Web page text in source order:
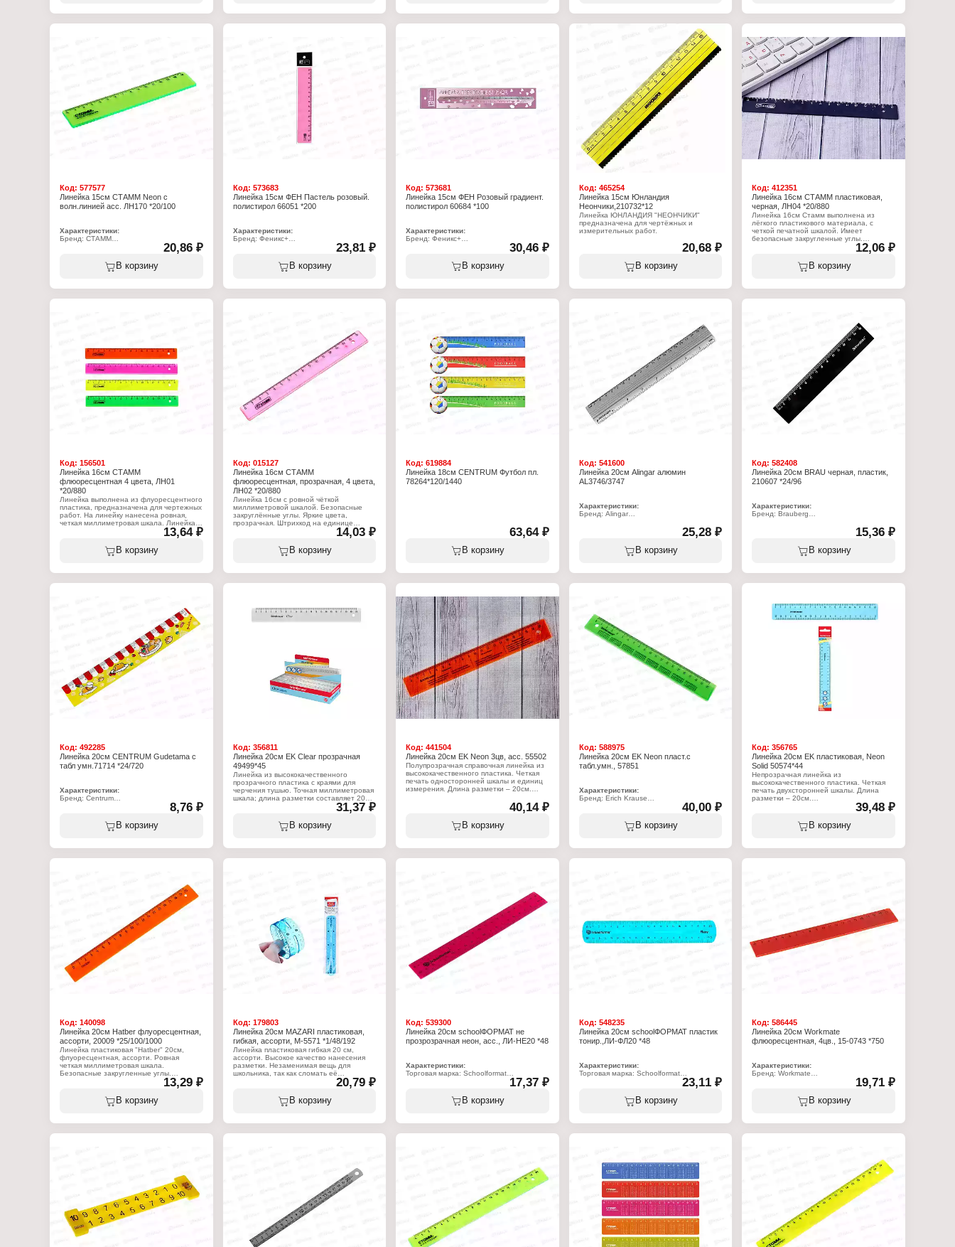
Артикул: М-5570
Вид упаковки: пакет с европодвесом
Особенность: гибкая
Шкала делений: односторонняя
Особенность: с волнистым краем
Шкала делений: односторонняя
Код: 577577
Линейка 15см СТАММ Neon с
волн.линией асс. ЛН170 *20/100
Характеристики:
Бренд: СТАММ
Цвет: в ассортименте
Длина разметки: 15 см
20,86 ₽
В корзину
Код: 573683
Линейка 15см ФЕН Пастель розовый.
полистирол 66051 *200
Характеристики:
Бренд: Феникс+
Длина разметки: 15 см
Материал: полистирол
Размер: 16x3,1 см
23,81 ₽
В корзину
Код:573681
Линейка 15см ФЕН Розовый градиент.
полистирол 60684 *100
Характеристики:
Бренд: Феникс+
Длина разметки: 15 см
Материал: полистирол
Упаковка: подложка с ПЭТ-пакетом
30,46 ₽
В корзину
Код: 465254
Линейка 15см Юнландия
Неончики,210732*12
Линейка ЮНЛАНДИЯ "НЕОНЧИКИ"
предназначена для чертёжных и
измерительных работ.
Артикул: 210732
Серия: "Неончики"
Материал: пластик
20,68 ₽
В корзину
Код:412351
Линейка 16см СТАММ пластиковая,
черная, ЛН04 *20/880
Линейка 16см Стамм выполнена из
лёгкого пластикового материала, с
четкой печатной шкалой. Имеет
безопасные закругленные углы.
Бренд: СТАММ
Артикул: ЛН04
Материал: пластиковая
12,06 ₽
В корзину
Код: 156501
Линейка 16см СТАММ
флюоресцентная 4 цвета, ЛН01
*20/880
Линейка выполнена из флуоресцентного
пластика, предназначена для чертежных
работ. На линейку нанесена ровная,
четкая миллиметровая шкала. Линейка
имеет безопасные закруглённые углы.
Характеристики:
Бренд: СТАММ
Длина: 16 см
13,64 ₽
В корзину
Код: 015127
Линейка 16см СТАММ
флюоресцентная, прозрачная, 4 цвета,
ЛН02 *20/880
Линейка 16см с ровной чёткой
миллиметровой шкалой. Безопасные
закруглённые углы. Яркие цвета,
прозрачная. Штрихкод на единице
Характеристики:
Бренд: СТАММ
Длина: 16 см
14,03 ₽
В корзину
Код:619884
Линейка 18см CENTRUM Футбол пл.
78264*120/1440
63,64 ₽
В корзину
Код: 541600
Линейка 20см Alingar алюмин
AL3746/3747
Характеристики:
Бренд: Alingar
Длина разметки: 20 см
Материал: алюминий
Упаковка: пакет ПВХ
25,28 ₽
В корзину
Код:582408
Линейка 20см BRAU черная, пластик,
210607 *24/96
Характеристики:
Бренд: Brauberg
Материал: пластик
15,36 ₽
В корзину
Код: 492285
Линейка 20см CENTRUM Gudetama с
табл умн.71714 *24/720
Характеристики:
Бренд: Centrum
Дизайн: "Gudetama"
Длина разметки: 20 см
Особенность: с таблицей умножения
8,76 ₽
В корзину
Код: 356811
Линейка 20см EK Clear прозрачная
49499*45
Линейка из высококачественного
прозрачного пластика с краями для
черчения тушью. Точная миллиметровая
шкала; длина разметки составляет 20
Характеристики:
Бренд: Erich Krause
Цвет: прозрачная
31,37 ₽
В корзину
Код:441504
Линейка 20см EK Neon 3цв, асс. 55502
Полупрозрачная справочная линейка из
высококачественного пластика. Четкая
печать односторонней шкалы и единиц
измерения. Длина разметки – 20см.
Артикул: 55502
Тип товара: Линейка
Материал: пластиковая
40,14 ₽
В корзину
Код: 588975
Линейка 20см EK Neon пласт.с
табл.умн., 57851
Характеристики:
Бренд: Erich Krause
Дизайн: "Neon"
Особенность: с таблицей умножения
40,00 ₽
В корзину
Код:356765
Линейка 20см EK пластиковая, Neon
Solid 50574*44
Непрозрачная линейка из
высококачественного пластика. Четкая
печать двухсторонней шкалы. Длина
разметки – 20см.
Бренд: Erich Krause
Артикул: 50574
Длина: 20 см
39,48 ₽
В корзину
Код: 140098
Линейка 20см Hatber флуоресцентная,
ассорти, 20009 *25/100/1000
Линейка пластиковая "Hatber" 20см,
флуоресцентная, ассорти. Ровная
четкая миллиметровая шкала.
Безопасные закругленные углы.
Предназначена для выполнения
Характеристики:
Цвет: флуоресцентная, ассорти
13,29 ₽
В корзину
Код: 179803
Линейка 20см MAZARI пластиковая,
гибкая, ассорти, M-5571 *1/48/192
Линейка пластиковая гибкая 20 см,
ассорти. Высокое качество нанесения
разметки. Незаменимая вещь для
школьника, так как сломать её
невозможно и пораниться осколками от
сломанной линейки тоже не получиться.
Каждая линейка упакована в
пластиковый пакет с европодвесом.
Артикул: М-5571
Вид упаковки: пакет с европодвесом
20,79 ₽
В корзину
Код:539300
Линейка 20см schoolФОРМАТ не
прозрозрачная неон, асс., ЛИ-НЕ20 *48
Характеристики:
Торговая марка: Schoolformat
Цвет: неоновый, в ассортименте
Длина разметки: 20 см
Упаковка: пакет с европодвесом
17,37 ₽
В корзину
Код: 548235
Линейка 20см schoolФОРМАТ пластик
тонир.,ЛИ-ФЛ20 *48
Характеристики:
Торговая марка: Schoolformat
Цвет: в ассортименте
Длина разметки: 20 см
Особенность: гибкая
23,11 ₽
В корзину
Код:586445
Линейка 20см Workmate
флюоресцентная, 4цв., 15-0743 *750
Характеристики:
Бренд: Workmate
Длина разметки: 20 см
Материал: пластик
19,71 ₽
В корзину